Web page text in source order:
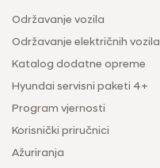
Održavanje vozila
Održavanje električnih vozila
Katalog dodatne opreme
Hyundai servisni paketi 4+
Program vjernosti
Korisnički priručnici
Ažuriranja